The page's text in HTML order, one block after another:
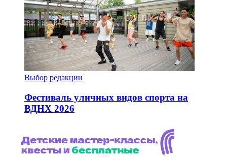
Выбор редакции
Фестиваль уличных видов спорта на
ВДНХ 2026